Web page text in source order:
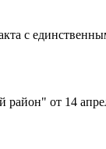
с
от 14